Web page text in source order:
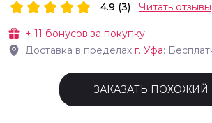
+ 11 бонусов за покупку
Доставка в пределах г. Уфа:
4.9 (3) Читать отзывы
ЗАКАЗАТЬ ПОХОЖИЙ